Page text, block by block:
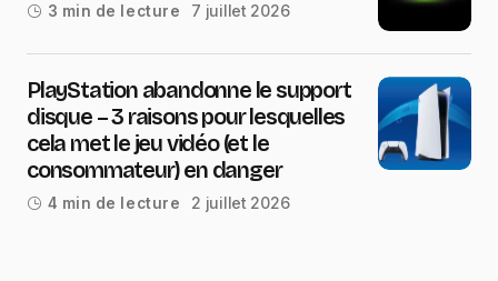
3 min de lecture 7 juillet 2026
PlayStation abandonne le support
disque – 3 raisons pour lesquelles
cela met le jeu vidéo (et le
consommateur) en danger
4 min de lecture 2 juillet 2026